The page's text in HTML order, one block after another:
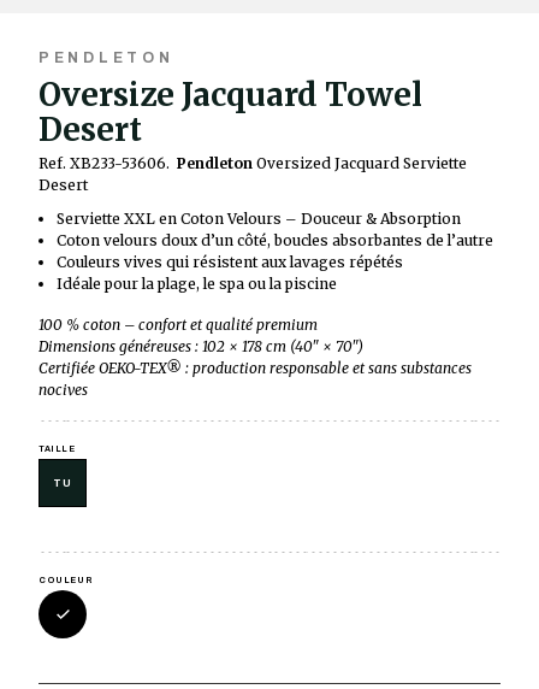
PENDLETON
Oversize Jacquard Towel
Desert
Ref. XB233-53606. Pendleton Oversized Jacquard Serviette
Desert
Serviette XXL en Coton Velours – Douceur & Absorption
Coton velours doux d’un côté, boucles absorbantes de l’autre
Couleurs vives qui résistent aux lavages répétés
Idéale pour la plage, le spa ou la piscine
100 % coton – confort et qualité premium
Dimensions généreuses : 102 × 178 cm (40" × 70")
Certifiée OEKO-TEX® : production responsable et sans substances
nocives
TAILLE
TU
COULEUR